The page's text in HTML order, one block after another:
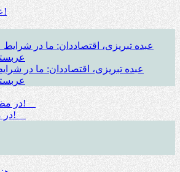
عبده تبریزی، اقتصاددان: ما در
__در مظالم نویسنده بودن!__